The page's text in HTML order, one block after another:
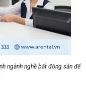
ngành nghề bất động sản để